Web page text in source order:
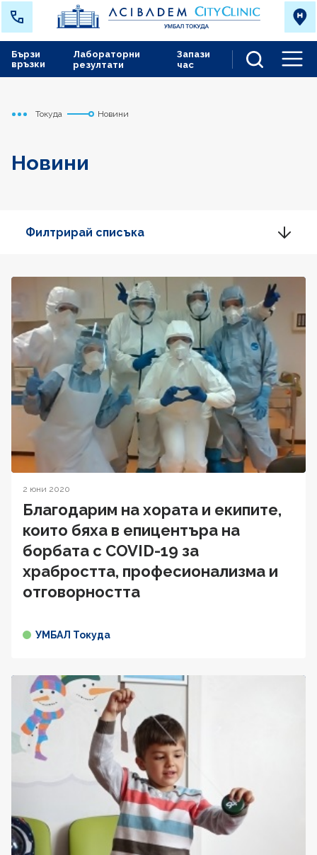
Лабораторни
резултати
Запази
час
Бързи
връзки
Начало
Токуда Новини
Новини
Филтрирай списъка
2 юни 2020
Благодарим на хората и екипите,
които бяха в епицентъра на
борбата с COVID-19 за
храбростта, професионализма и
отговорността
УМБАЛ Токуда